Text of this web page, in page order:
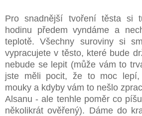
Pro snadnější tvoření těsta si
hodinu předem vyndáme a
teplotě. Všechny suroviny si
vypracujete v těsto, které bude
nebude se lepit (může vám to
jste měli pocit, že to moc lepí,
mouky a kdyby vám to nešlo
Alsanu - ale tenhle poměr co
několikrát ověřený). Dáme do